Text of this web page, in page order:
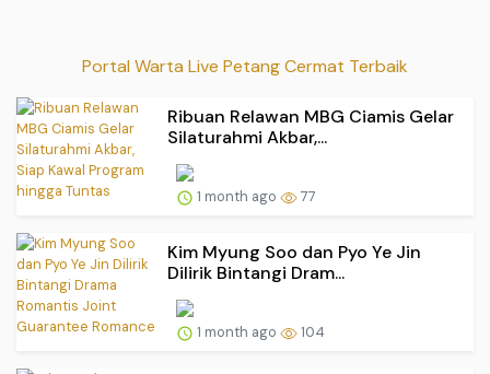
Portal Warta Live Petang Cermat Terbaik
Ribuan Relawan MBG Ciamis Gelar
Silaturahmi Akbar,...
1 month ago 77
Kim Myung Soo dan Pyo Ye Jin
Dilirik Bintangi Dram...
1 month ago 104